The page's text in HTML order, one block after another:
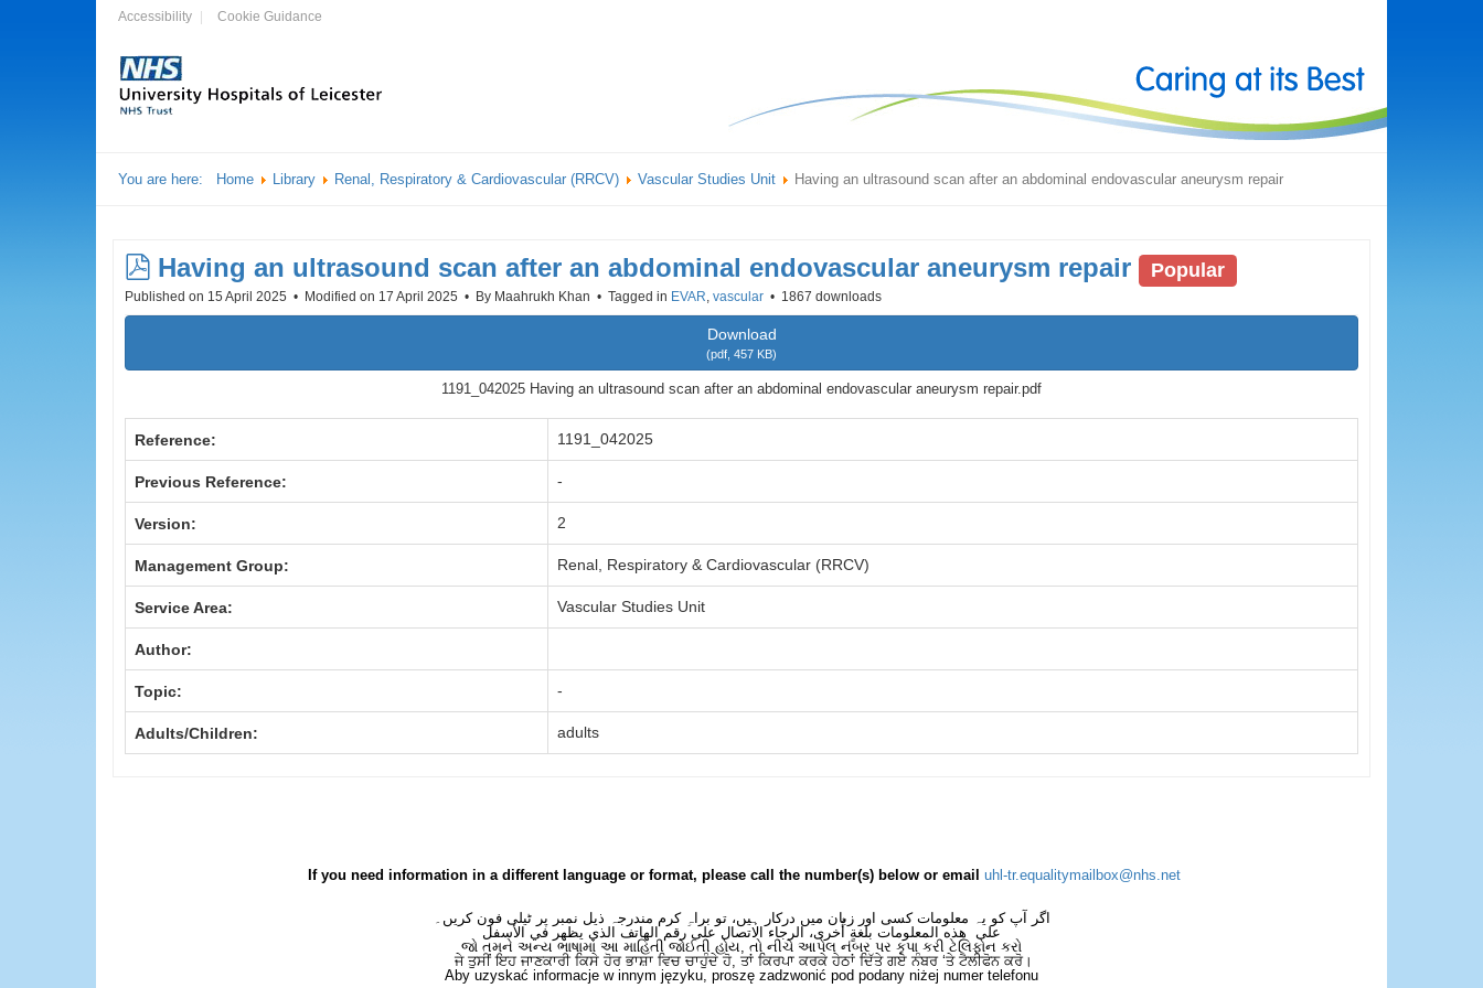
Accessibility Cookie Guidance
You are here: Home Library Renal, Respiratory & Cardiovascular (RRCV) Vascular Studies Unit Having an ultrasound scan after an abdominal endovascular aneurysm repair
pdf
Having an ultrasound scan after an abdominal endovascular aneurysm repair Popular
Published on 15 April 2025 Modified on 17 April 2025 By Maahrukh Khan Tagged in EVAR, vascular 1867 downloads
Download
(pdf, 457 KB)
1191_042025 Having an ultrasound scan after an abdominal endovascular aneurysm repair.pdf
Reference: 1191_042025
Previous Reference: -
Version: 2
Management Group: Renal, Respiratory & Cardiovascular (RRCV)
Service Area: Vascular Studies Unit
Author:
Topic: -
Adults/Children: adults
If you need information in a different language or format, please call the number(s) below or email uhl-tr.equalitymailbox@nhs.net
اگر آپ کو یہ معلومات کسی اور زبان میں درکار ہیں، تو براہِ کرم مندرجہ ذیل نمبر پر ٹیلی فون کریں۔
على هذه المعلومات بلغةٍ أُخرى، الرجاء الاتصال على رقم الهاتف الذي يظهر في الأسفل
જો તમને અન્ય ભાષામાં આ માહિતી જોઈતી હોય, તો નીચે આપેલ નંબર પર કૃપા કરી ટેલિફોન કરો
ਜੇ ਤੁਸੀਂ ਇਹ ਜਾਣਕਾਰੀ ਕਿਸੇ ਹੋਰ ਭਾਸ਼ਾ ਵਿਚ ਚਾਹੁੰਦੇ ਹੋ, ਤਾਂ ਕਿਰਪਾ ਕਰਕੇ ਹੇਠਾਂ ਦਿੱਤੇ ਗਏ ਨੰਬਰ ‘ਤੇ ਟੈਲੀਫੋਨ ਕਰੋ।
Aby uzyskać informacje w innym języku, proszę zadzwonić pod podany niżej numer telefonu